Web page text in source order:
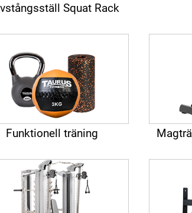
Squat Rack
Funktionell träning